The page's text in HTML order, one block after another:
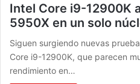
Intel Core i9-12900K
5950X en un solo
Siguen surgiendo nuevas
Core i9-12900K, que parecen
rendimiento en…